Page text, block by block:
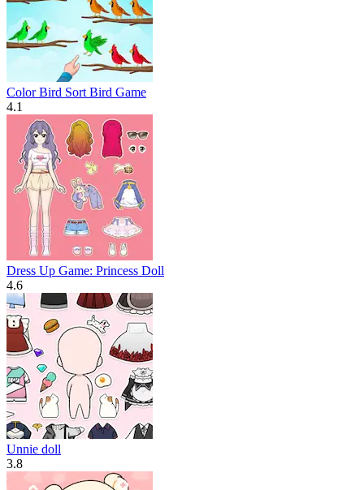
Color Bird Sort Bird Game
4.1
Dress Up Game: Princess Doll
4.6
Unnie doll
3.8